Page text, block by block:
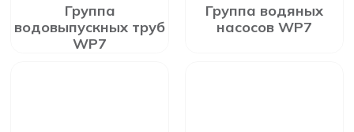
Группа
водовыпускных труб
WP7
Группа водяных
насосов WP7